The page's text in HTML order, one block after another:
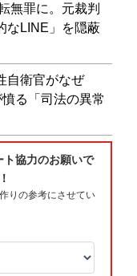
無罪に。元裁判
なLINE」を隠蔽
自衛官がなぜ
る「司法の異常